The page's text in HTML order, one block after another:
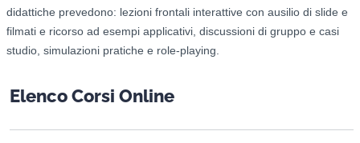
didattiche prevedono: lezioni frontali interattive con ausilio di slide e
filmati e ricorso ad esempi applicativi, discussioni di gruppo e casi
studio, simulazioni pratiche e role-playing.
Elenco Corsi Online